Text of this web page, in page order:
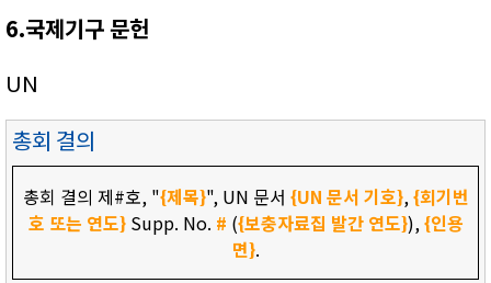
6.국제기구 문헌
UN
총회 결의
총회 결의 제#호, "{제목}", UN 문서 {UN 문서 기호},{회기번
호 또는 연도}Supp. No. # ({보충자료집 발간 연도}),{인용
면}.